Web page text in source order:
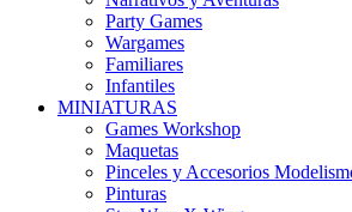
Party Games
Wargames
Familiares
Infantiles
MINIATURAS
Games Workshop
Maquetas
Pinceles y Accesorios
Pinturas